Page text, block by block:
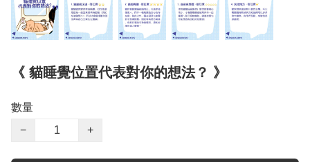
《 貓睡覺位置代表對你的想法？ 》
數量
−
+